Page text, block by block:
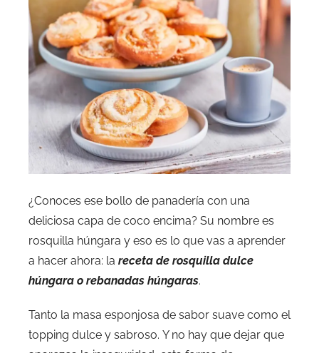
¿Conoces ese bollo de panadería con una
deliciosa capa de coco encima? Su nombre es
rosquilla húngara y eso es lo que vas a aprender
a hacer ahora: la receta de rosquilla dulce
húngara o rebanadas húngaras.
Tanto la masa esponjosa de sabor suave como el
topping dulce y sabroso. Y no hay que dejar que